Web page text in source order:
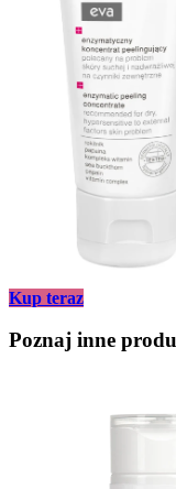
Kup teraz
Poznaj inne